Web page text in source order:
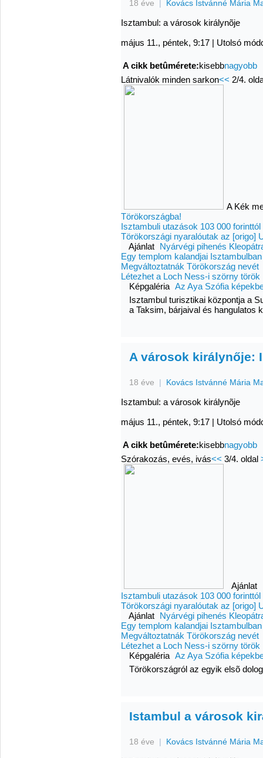
18 éve | Kovács Istvánné Mária
Isztambul: a városok királynõje
május 11., péntek, 9:17 | Utolsó
A cikk betûmérete:kisebbnagyobb
Látnivalók minden sarkon<< 2/4.
A Kék
Törökországba!
Isztambuli utazások 103 000 forinttól
Törökországi nyaralóutak az [origo]
Ajánlat Nyárvégi pihenés
Egy templom kalandjai Isztambulban
Megváltoztatnák Törökország nevét
Létezhet a Loch Ness-i szörny török
Képgaléria Az Aya Szófia
Isztambul turisztikai központja a
a Taksim, bárjaival és hangulatos
A városok királynője:
18 éve | Kovács Istvánné Mária
Isztambul: a városok királynõje
május 11., péntek, 9:17 | Utolsó
A cikk betûmérete:kisebbnagyobb
Szórakozás, evés, ivás<< 3/4. oldal
Ajánlat
Isztambuli utazások 103 000 forinttól
Törökországi nyaralóutak az [origo]
Ajánlat Nyárvégi pihenés
Egy templom kalandjai Isztambulban
Megváltoztatnák Törökország nevét
Létezhet a Loch Ness-i szörny török
Képgaléria Az Aya Szófia
Törökországról az egyik elsõ
Istambul a városok
18 éve | Kovács Istvánné Mária